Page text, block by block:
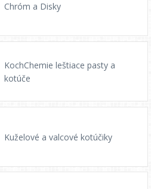
Chróm a Disky
KochChemie leštiace pasty a
kotúče
Kuželové a valcové kotúčiky